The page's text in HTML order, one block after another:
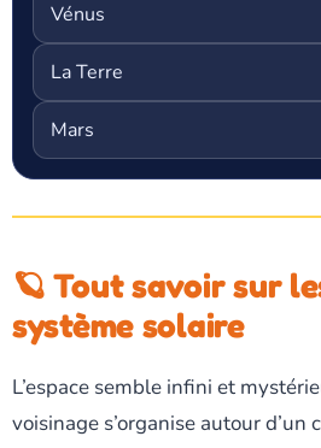
Vénus
La Terre
Mars
🪐 Tout savoir sur
système solaire
L’espace semble infini et
voisinage s’organise autour d’un